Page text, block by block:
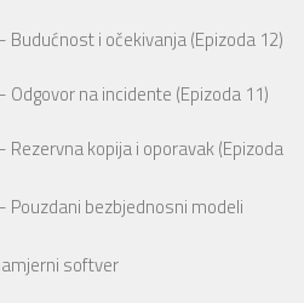
Budućnost i očekivanja (Epizoda 12)
na incidente (Epizoda 11)
kopija i oporavak (Epizoda
Pouzdani bezbjednosni modeli
softver